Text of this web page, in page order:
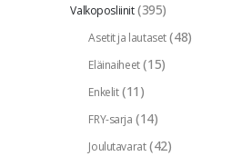
Valkoposliinit (395)
Asetit ja lautaset (48)
Eläinaiheet (15)
Enkelit (11)
FRY-sarja (14)
Joulutavarat (42)